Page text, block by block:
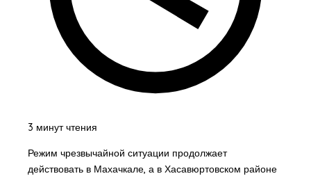
3 минут чтения
Режим чрезвычайной ситуации продолжает
действовать в Махачкале, а в Хасавюртовском районе